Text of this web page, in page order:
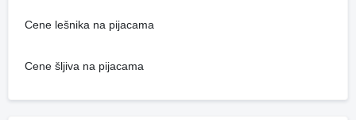
Cene lešnika na pijacama
Cene šljiva na pijacama